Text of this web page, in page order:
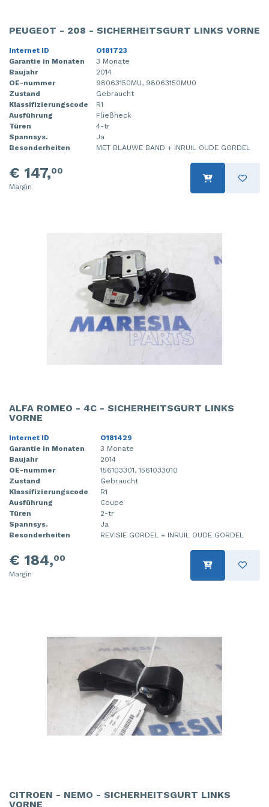
PEUGEOT - 208 - SICHERHEITSGURT LINKS VORNE
Internet ID
O181723
Garantie in Monaten
3 Monate
Baujahr
2014
OE-nummer
98063150MU, 98063150MU0
Zustand
Gebraucht
Klassifizierungscode
R1
Ausführung
Fließheck
Türen
4-tr
Spannsys.
Ja
Besonderheiten
MET BLAUWE BAND + INRUIL OUDE GORDEL
€ 147,00
Margin
ALFA ROMEO - 4C - SICHERHEITSGURT LINKS
VORNE
Internet ID
O181429
Garantie in Monaten
3 Monate
Baujahr
2014
OE-nummer
156103301, 1561033010
Zustand
Gebraucht
Klassifizierungscode
R1
Ausführung
Coupe
Türen
2-tr
Spannsys.
Ja
Besonderheiten
REVISIE GORDEL + INRUIL OUDE GORDEL
€ 184,00
Margin
CITROEN - NEMO - SICHERHEITSGURT LINKS
VORNE